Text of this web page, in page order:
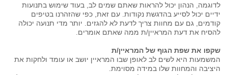
לדוגמה, הנהון יכול להראות שאתם שמים לב, בעוד שימוש בתנועות
ידיים יכול לסייע בהדגשת נקודות. עם זאת, כפי שהזהרנו בטיפים
קודמים, גם עם מחוות צריך לדעת לא להגזים. יותר מדי תנועה יכולה
להסיח את דעת המראיין/ת ממה שאתם אומרים.
שקפו את שפת הגוף של המראיין/ת
המשמעות היא לשים לב לאופן שבו המראיין יושב או עומד ולחקות את
היציבה והמחוות שלו במידה מסוימת.